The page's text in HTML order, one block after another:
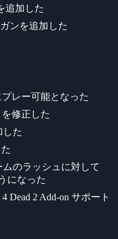
追加した
ンを追加した
レー可能となった
修正した
した
ムのラッシュに対して
になった
Dead 2 Add-on サポート